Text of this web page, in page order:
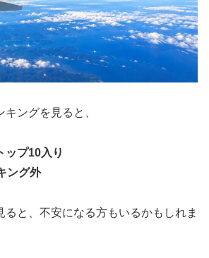
ングを見ると、
ップ10入り
ング外
ると、不安になる方もいるかもしれま